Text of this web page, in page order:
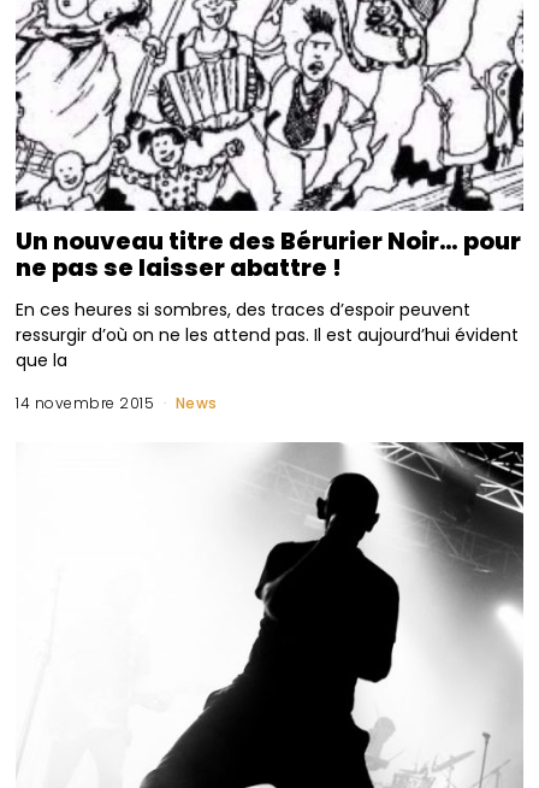
Un nouveau titre des Bérurier Noir… pour
ne pas se laisser abattre !
En ces heures si sombres, des traces d’espoir peuvent
ressurgir d’où on ne les attend pas. Il est aujourd’hui évident
que la
14 novembre 2015 News